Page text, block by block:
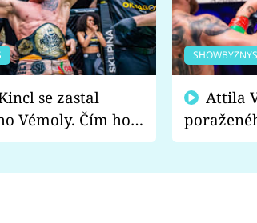
Vémoly. Čím ho
SHOWBYZNYS
chce